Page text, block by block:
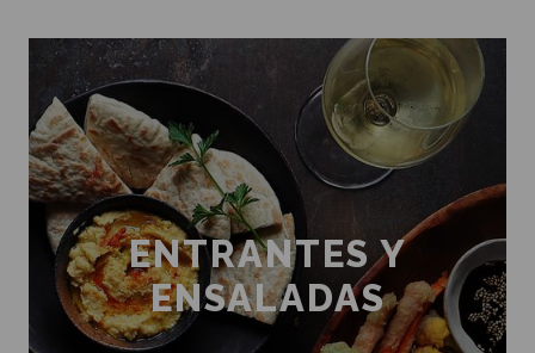
ENTRANTES Y
ENSALADAS